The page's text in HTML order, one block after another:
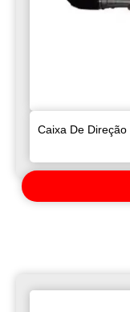
Caixa De Direção